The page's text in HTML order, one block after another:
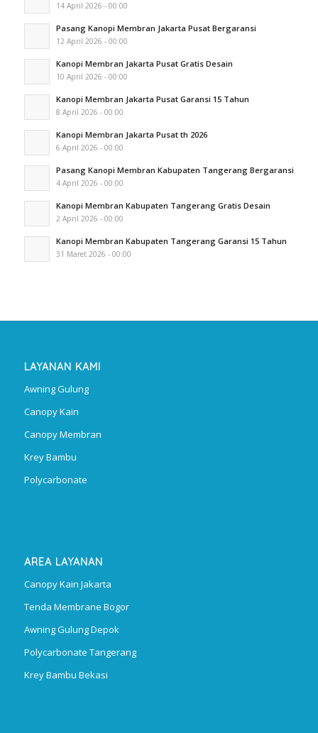
14 April 2026 - 00:00
Pasang Kanopi Membran Jakarta Pusat Bergaransi
12 April 2026 - 00:00
Kanopi Membran Jakarta Pusat Gratis Desain
10 April 2026 - 00:00
Kanopi Membran Jakarta Pusat Garansi 15 Tahun
8 April 2026 - 00:00
Kanopi Membran Jakarta Pusat th 2026
6 April 2026 - 00:00
Pasang Kanopi Membran Kabupaten Tangerang Bergaransi
4 April 2026 - 00:00
Kanopi Membran Kabupaten Tangerang Gratis Desain
2 April 2026 - 00:00
Kanopi Membran Kabupaten Tangerang Garansi 15 Tahun
31 Maret 2026 - 00:00
LAYANAN KAMI
Awning Gulung
Canopy Kain
Canopy Membran
Krey Bambu
Polycarbonate
AREA LAYANAN
Canopy Kain Jakarta
Tenda Membrane Bogor
Awning Gulung Depok
Polycarbonate Tangerang
Krey Bambu Bekasi